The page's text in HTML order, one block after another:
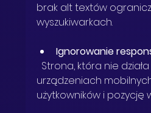
brak alt textów
wyszukiwarkach.
Ignorowanie
urządzeniach
użytkowników i pozycję